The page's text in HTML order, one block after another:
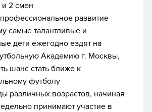
и 2 смен
развитие
самые талантливые и
дети ежегодно ездят на
Академию г. Москвы,
шанс стать ближе к
футболу
различных возрастов, начиная
принимают участие в